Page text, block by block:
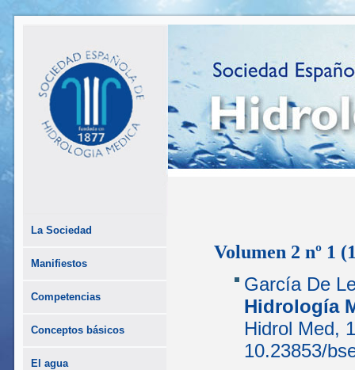
La Sociedad
Manifiestos
Competencias
Conceptos básicos
El agua
Volumen 2 nº 1
García De
Hidrología
Hidrol Med,
10.23853/